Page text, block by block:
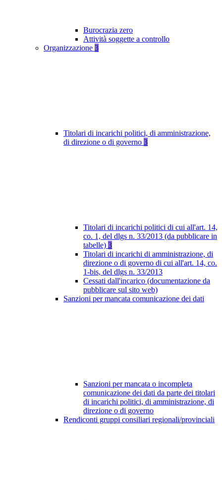
Burocrazia zero
Attività soggette a controllo
Organizzazione 3
Titolari di incarichi politici, di amministrazione,
di direzione o di governo 3
Titolari di incarichi politici di cui all'art. 14,
co. 1, del dlgs n. 33/2013 (da pubblicare in
tabelle) 3
Titolari di incarichi di amministrazione, di
direzione o di governo di cui all'art. 14, co.
1-bis, del dlgs n. 33/2013
Cessati dall'incarico (documentazione da
pubblicare sul sito web)
Sanzioni per mancata comunicazione dei dati
Sanzioni per mancata o incompleta
comunicazione dei dati da parte dei titolari
di incarichi politici, di amministrazione, di
direzione o di governo
Rendiconti gruppi consiliari regionali/provinciali